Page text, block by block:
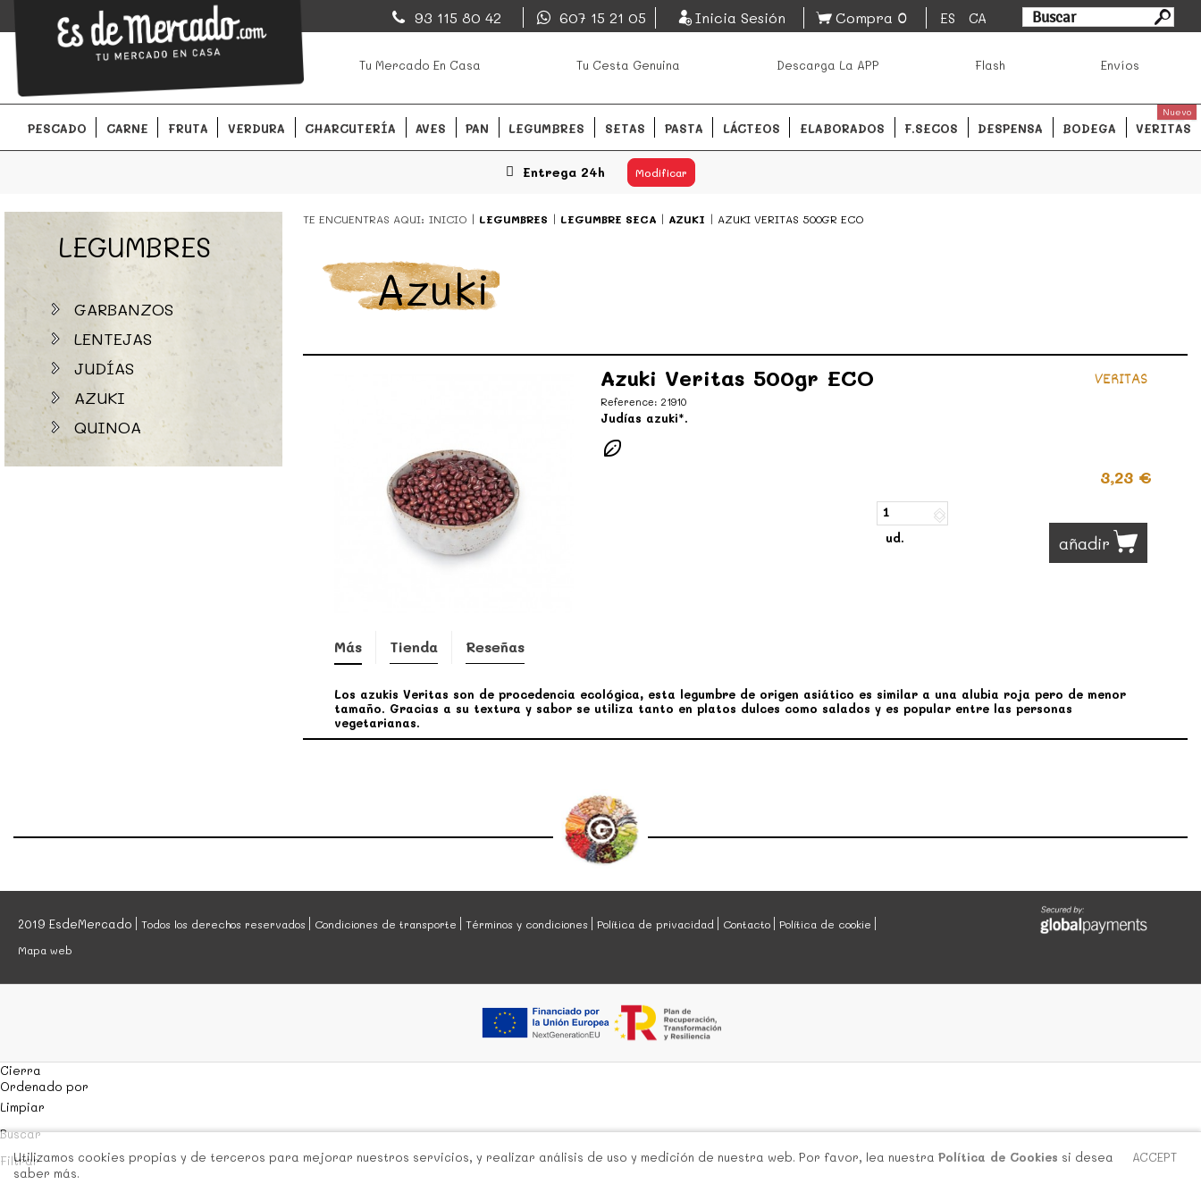
EsDeMercado.com
EsDeMercado.comte lleva a casa los mejores productos de los mejores mercados de
Barcelona y de productores locales.
EsDeMercado.com
Barcelona y de productores locales.
93 115 80 42 607 15 21 05 Inicia Sesión Compra 0 ES CA
Tu Mercado En Casa Tu Cesta Genuina Descarga La APP Flash Envíos
PESCADO CARNE FRUTA VERDURA CHARCUTERÍA AVES PAN LEGUMBRES SETAS PASTA LÁCTEOS ELABORADOS F.SECOS DESPENSA BODEGA VERITAS
Nuevo
Entrega 24h Modificar
LEGUMBRES
GARBANZOS
LENTEJAS
JUDÍAS
AZUKI
QUINOA
TE ENCUENTRAS AQUI: INICIO LEGUMBRES LEGUMBRE SECA AZUKI AZUKI VERITAS 500GR ECO
Azuki
VERITAS
Azuki Veritas 500gr ECO
Reference: 21910
Judías azuki*.
3,23 €
ud. añadir
Más Tienda Reseñas
Los azukis Veritas son de procedencia ecológica, esta legumbre de origen asiático es similar a una alubia roja pero de menor
tamaño. Gracias a su textura y sabor se utiliza tanto en platos dulces como salados y es popular entre las personas
vegetarianas.
2019 EsdeMercado Todos los derechos reservados Condiciones de transporte Términos y condiciones Política de privacidad Contacto
Política de cookie
Mapa web
ACCEPT
Utilizamos cookies propias y de terceros para mejorar nuestros servicios, y realizar análisis de uso y medición de nuestra web. Por favor, lea nuestra Política de Cookies si desea
saber más.
Cierra
Ordenado por
Limpiar
Buscar
Filtrar